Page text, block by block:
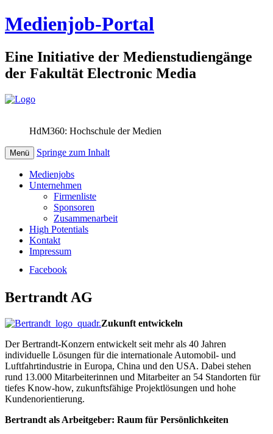
Medienjob-Portal
Eine Initiative der Medienstudiengänge
der Fakultät Electronic Media
HdM360: Hochschule der Medien
Menü Springe zum Inhalt
Medienjobs
Unternehmen
Firmenliste
Sponsoren
Zusammenarbeit
High Potentials
Kontakt
Impressum
Facebook
Bertrandt AG
Zukunft entwickeln
Der Bertrandt-Konzern entwickelt seit mehr als 40 Jahren
individuelle Lösungen für die internationale Automobil- und
Luftfahrtindustrie in Europa, China und den USA. Dabei stehen
rund 13.000 Mitarbeiterinnen und Mitarbeiter an 54 Standorten für
tiefes Know-how, zukunftsfähige Projektlösungen und hohe
Kundenorientierung.
Bertrandt als Arbeitgeber: Raum für Persönlichkeiten